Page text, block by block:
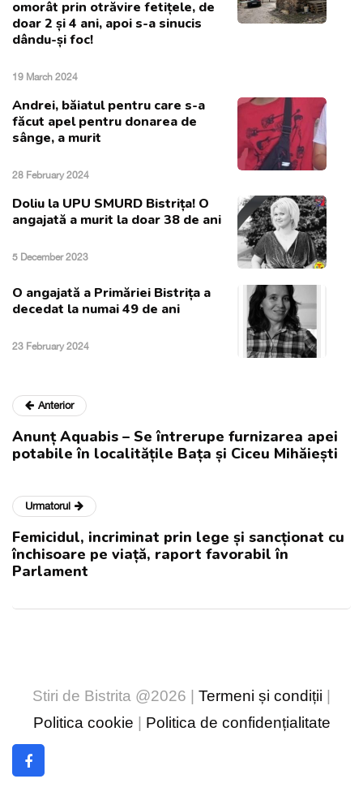
omorât prin otrăvire fetițele, de
doar 2 și 4 ani, apoi s-a sinucis
dându-și foc!
19 March 2024
Andrei, băiatul pentru care s-a
făcut apel pentru donarea de
sânge, a murit
28 February 2024
Doliu la UPU SMURD Bistrița! O
angajată a murit la doar 38 de ani
5 December 2023
O angajată a Primăriei Bistrița a
decedat la numai 49 de ani
23 February 2024
Anterior
Anunț Aquabis – Se întrerupe furnizarea apei
potabile în localitățile Bața și Ciceu Mihăiești
Urmatorul
Femicidul, incriminat prin lege și sancționat cu
închisoare pe viață, raport favorabil în
Parlament
Stiri de Bistrita @2026 | Termeni și condiții
Politica cookie
Politica de confidențialitate